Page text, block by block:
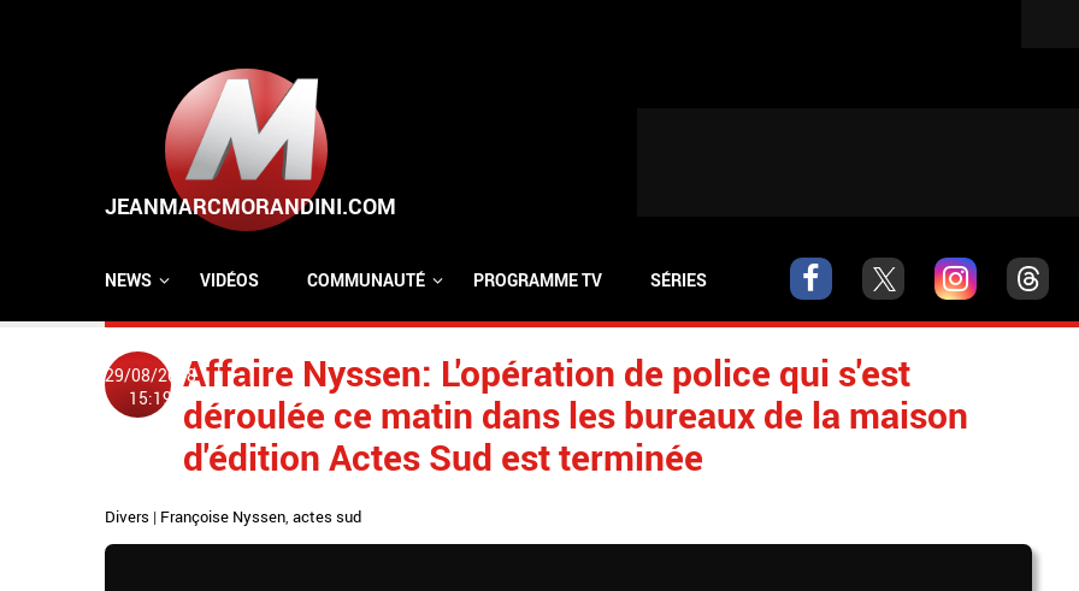
NEWS VIDÉOS COMMUNAUTÉ PROGRAMME TV SÉRIES
29/08/2018
15:19
Affaire Nyssen: L'opération de police qui s'est
déroulée ce matin dans les bureaux de la maison
d'édition Actes Sud est terminée
Divers | Françoise Nyssen, actes sud